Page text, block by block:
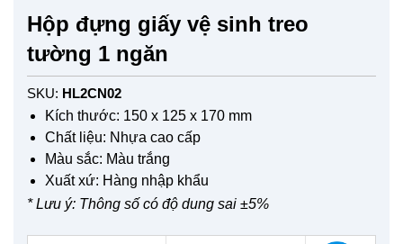
Hộp đựng giấy vệ sinh treo
tường 1 ngăn
SKU: HL2CN02
Kích thước: 150 x 125 x 170 mm
Chất liệu: Nhựa cao cấp
Màu sắc: Màu trắng
Xuất xứ: Hàng nhập khẩu
* Lưu ý: Thông số có độ dung sai ±5%